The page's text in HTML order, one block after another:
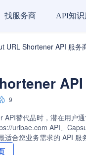
找服务商 API知识
URL Shortener API 服务
API
9
API替代品时，潜在用户
urlbae.com API、
合您业务需求的 API 服